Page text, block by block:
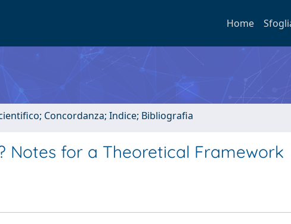
Home
Concordanza; Indice; Bibliografia
Notes for a Theoretical Framework